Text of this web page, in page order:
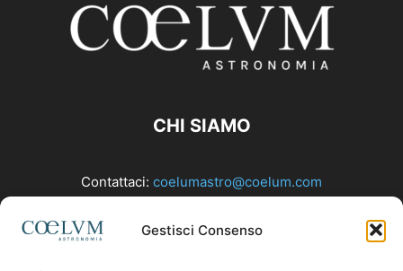
Gestisci Consenso
CHI SIAMO
Contattaci: coelumastro@coelum.com
SEGUICI